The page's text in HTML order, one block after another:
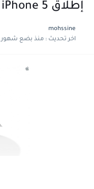
إطلاق iPhone 5 يوم الأربعاء القادم
mohssine
اخر تحديث :منذ بضع شهور